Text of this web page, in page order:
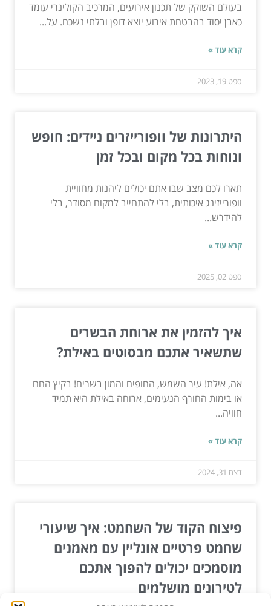
בעולם השוקק של תכנון אירועים, המרכיב הקולינרי עומד
כאבן יסוד בהבטחת אירוע יוצא דופן ובלתי נשכח. על...
קרא עוד »
ספט 19, 2023
היתרונות של וופורייזרים ניידים: חופש
ונוחות בכל מקום ובכל זמן
תארו לכם מצב שבו אתם יכולים ליהנות מחוויית
וופורייזינג איכותית, בלי להתחייב למקום מסודר, בלי
להידרש...
קרא עוד »
ספט 02, 2025
איך להזמין את ארוחת הבשרים
שתשאיר אתכם מבסוטים באילת?
אה, אילת! עיר השמש, החופים והמון בשרים! בקיץ החם
או בימות החורף הנעימים, ארוחה באילת היא תמיד
חוויה...
קרא עוד »
דצמ 31, 2024
פיצוח הקוד של השחמט: איך שיעורי
שחמט פרטיים אונליין עם מאמנים
מוסמכים יכולים להפוך אתכם
לטירונים מושלמים